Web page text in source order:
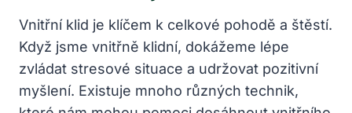
Vnitřní klid je klíčem k celkové pohodě a štěstí.
Když jsme vnitřně klidní, dokážeme lépe
zvládat stresové situace a udržovat pozitivní
myšlení. Existuje mnoho různých technik,